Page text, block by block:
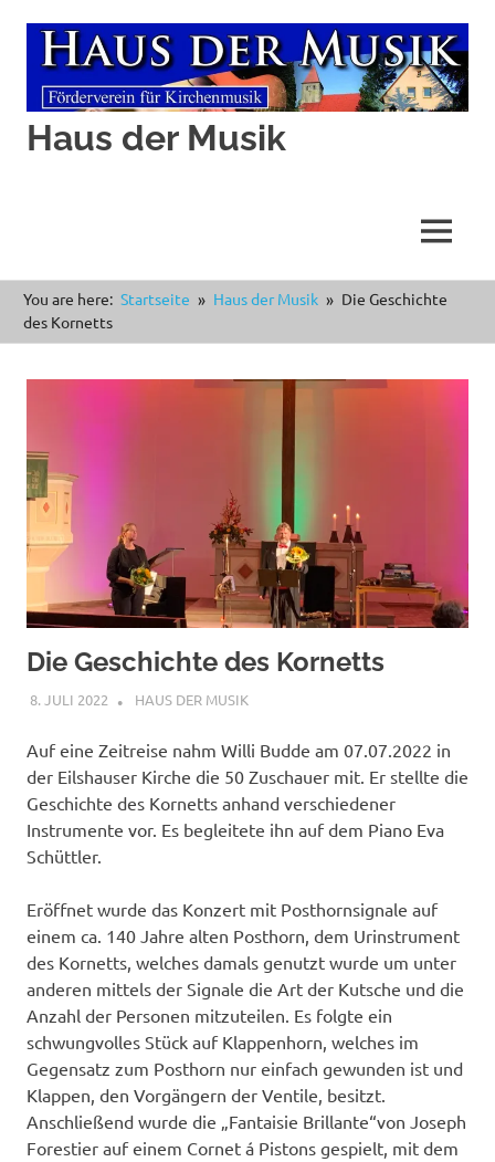
Zum
Inhalt
springen
Haus der Musik
MENÜ
You are here: Startseite Haus der Musik
Die Geschichte
des Kornetts
Die Geschichte des Kornetts
8. JULI 2022 ANDREAS
HAUS DER MUSIK
Auf eine Zeitreise nahm Willi Budde am 07.07.2022 in
der Eilshauser Kirche die 50 Zuschauer mit. Er stellte die
Geschichte des Kornetts anhand verschiedener
Instrumente vor. Es begleitete ihn auf dem Piano Eva
Schüttler.
Eröffnet wurde das Konzert mit Posthornsignale auf
einem ca. 140 Jahre alten Posthorn, dem Urinstrument
des Kornetts, welches damals genutzt wurde um unter
anderen mittels der Signale die Art der Kutsche und die
Anzahl der Personen mitzuteilen. Es folgte ein
schwungvolles Stück auf Klappenhorn, welches im
Gegensatz zum Posthorn nur einfach gewunden ist und
Klappen, den Vorgängern der Ventile, besitzt.
Anschließend wurde die „Fantaisie Brillante“von Joseph
Forestier auf einem Cornet á Pistons gespielt, mit dem